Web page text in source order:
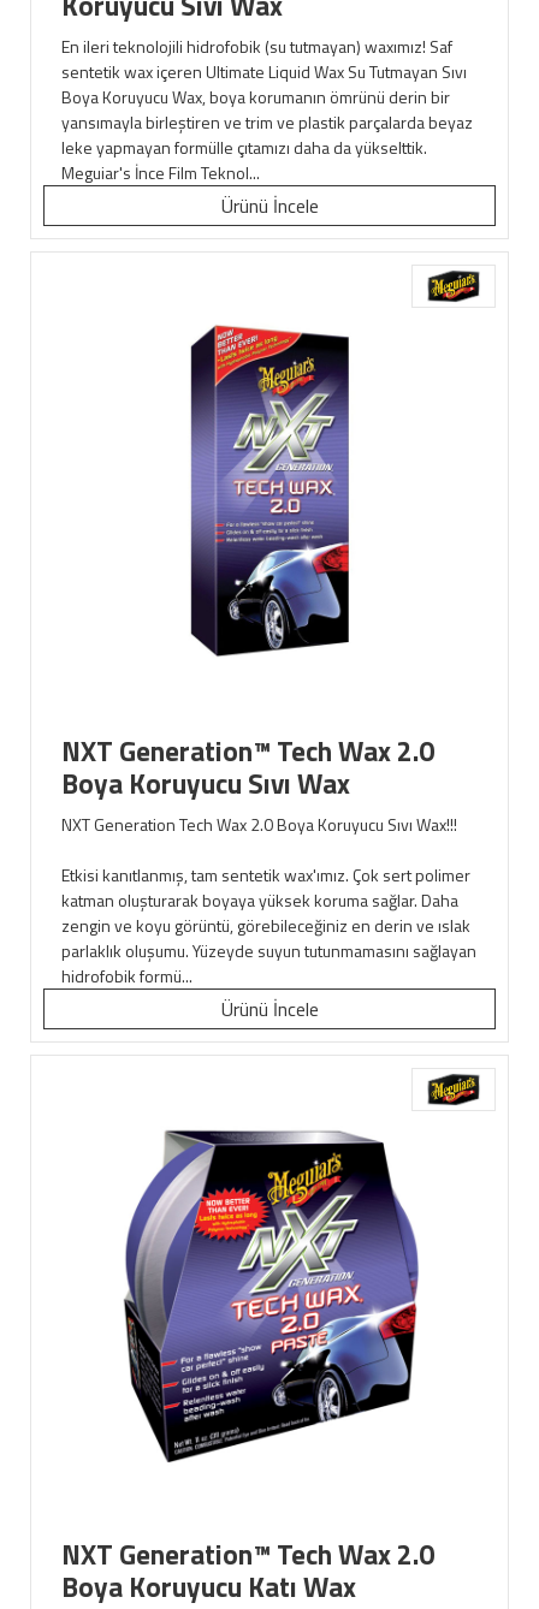
En ileri teknolojili hidrofobik (su tutmayan) waxımız! Saf
sentetik wax içeren Ultimate Liquid Wax Su Tutmayan Sıvı
Boya Koruyucu Wax, boya korumanın ömrünü derin bir
yansımayla birleştiren ve trim ve plastik parçalarda beyaz
leke yapmayan formülle çıtamızı daha da yükselttik.
Meguiar's İnce Film Teknol...
Ürünü İncele
NXT Generation™ Tech Wax 2.0
Boya Koruyucu Sıvı Wax
NXT Generation Tech Wax 2.0 Boya Koruyucu Sıvı Wax!!!
Etkisi kanıtlanmış, tam sentetik wax'ımız. Çok sert polimer
katman oluşturarak boyaya yüksek koruma sağlar. Daha
zengin ve koyu görüntü, görebileceğiniz en derin ve ıslak
parlaklık oluşumu. Yüzeyde suyun tutunmamasını sağlayan
hidrofobik formü...
Ürünü İncele
NXT Generation™ Tech Wax 2.0
Boya Koruyucu Katı Wax